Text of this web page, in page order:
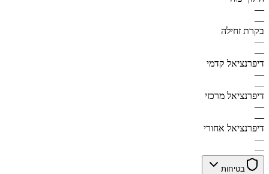
—
—
בקרת זחילה
—
—
דיפרנציאל קדמי
—
—
דיפרנציאל מרכזי
—
—
דיפרנציאל אחורי
—
—
בטיחות